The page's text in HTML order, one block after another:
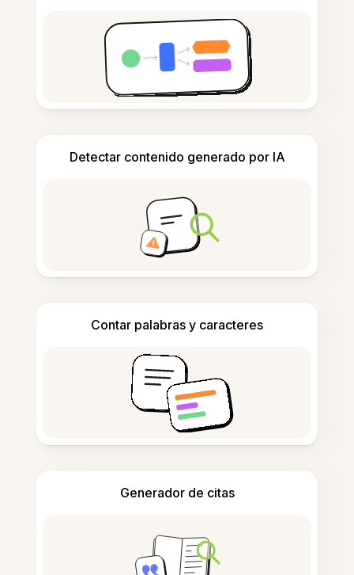
Detectar contenido generado por IA
Contar palabras y caracteres
Generador de citas